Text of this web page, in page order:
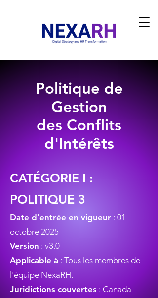
Politique de
Gestion
des Conflits
d'Intérêts
CATÉGORIE I :
POLITIQUE 3
Date d'entrée en vigueur : 01
octobre 2025
Version : v3.0
Applicable à : Tous les membres de
l'équipe NexaRH.
Juridictions couvertes : Canada